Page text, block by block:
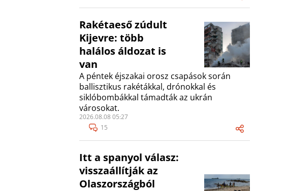
Rakétaeső zúdult
Kijevre: több
halálos áldozat is
van
A péntek éjszakai orosz csapások során
ballisztikus rakétákkal, drónokkal és
siklóbombákkal támadták az ukrán
városokat.
2026.08.08 05:27
15
Itt a spanyol válasz:
visszaállítják az
Olaszországból